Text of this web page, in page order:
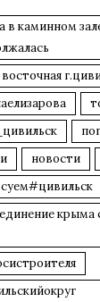
в каминном
новости
крыма